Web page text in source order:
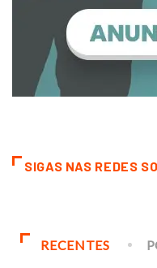
SIGAS NAS REDES
RECENTES